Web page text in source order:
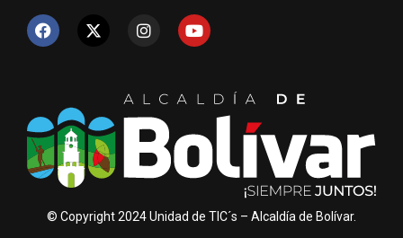
© Copyright 2024 Unidad de TIC´s – Alcaldía de Bolívar.